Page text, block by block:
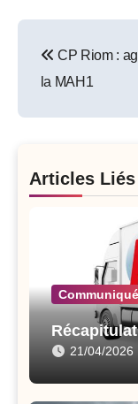
CP Riom :
la MAH1
Articles Liés
21/04/2026